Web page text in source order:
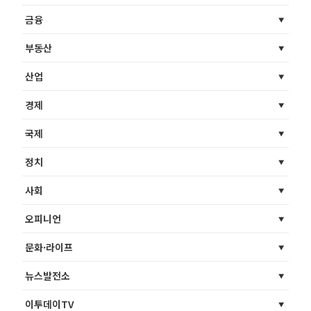
금융
부동산
산업
경제
국제
정치
사회
오피니언
문화·라이프
뉴스발전소
이투데이TV